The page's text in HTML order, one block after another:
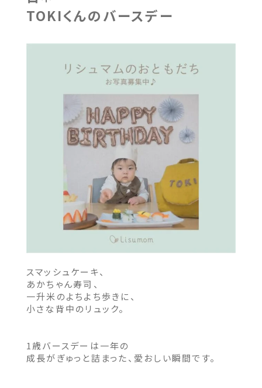
TOKIくんのバースデー
スマッシュケーキ、
あかちゃん寿司、
一升米のよちよち歩きに、
小さな背中のリュック。
1歳バースデーは一年の
成長がぎゅっと詰まった、愛おしい瞬間です。